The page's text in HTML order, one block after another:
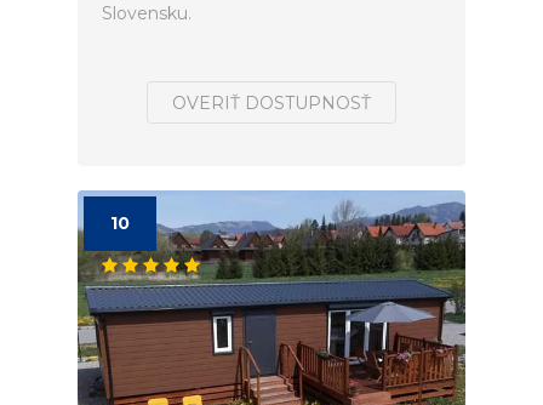
Slovensku.
OVERIŤ DOSTUPNOSŤ
10